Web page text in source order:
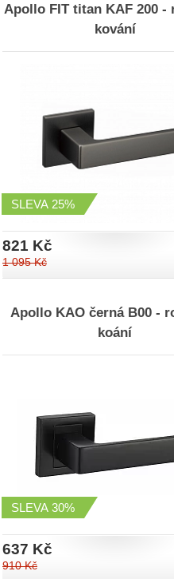
Apollo FIT titan KAF 200 -
kování
SLEVA 25%
821 Kč
1 095 Kč
Apollo KAO černá B00 -
koání
SLEVA 30%
637 Kč
910 Kč